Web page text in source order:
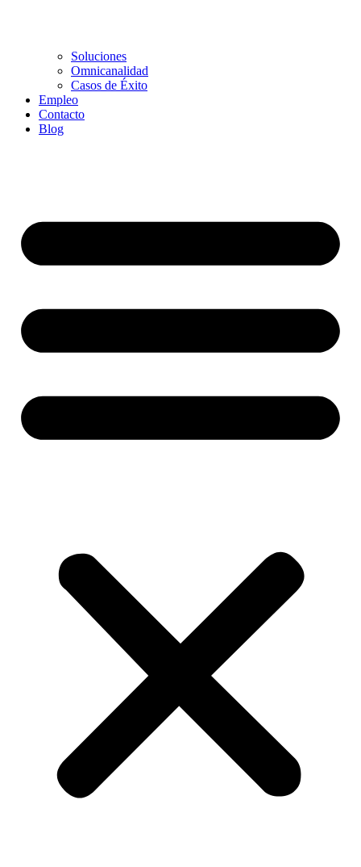
Soluciones
Omnicanalidad
Casos de Éxito
Empleo
Contacto
Blog